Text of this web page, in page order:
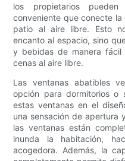
los propietarios
conveniente que conecte
patio al aire libre. Esto
encanto al espacio, sino
y bebidas de manera
cenas al aire libre.
Las ventanas abatibles
opción para dormitorios o
estas ventanas en el
una sensación de apertura
las ventanas están
inunda la habitación,
acogedora. Además, la